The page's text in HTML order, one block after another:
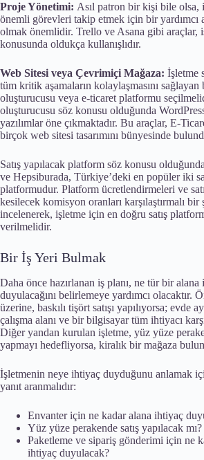
Proje Yönetimi: Asıl patron bir kişi bile olsa,
önemli görevleri takip etmek için bir yardımcı
olmak önemlidir. Trello ve Asana gibi araçlar,
konusunda oldukça kullanışlıdır.
Web Sitesi veya Çevrimiçi Mağaza: İşletme
tüm kritik aşamaların kolaylaşmasını
oluşturucusu veya e-ticaret platformu
oluşturucusu söz konusu olduğunda
yazılımlar öne çıkmaktadır. Bu araçlar, E-
birçok web sitesi tasarımını bünyesinde
Satış yapılacak platform söz konusu
ve Hepsiburada, Türkiye’deki en popüler iki
platformudur. Platform ücretlendirmeleri ve
kesilecek komisyon oranları karşılaştırmalı bir
incelenerek, işletme için en doğru satış
verilmelidir.
Bir İş Yeri Bulmak
Daha önce hazırlanan iş planı, ne tür bir alana
duyulacağını belirlemeye yardımcı olacaktır.
üzerine, baskılı tişört satışı yapılıyorsa; evde
çalışma alanı ve bir bilgisayar tüm ihtiyacı
Diğer yandan kurulan işletme, yüz yüze
yapmayı hedefliyorsa, kiralık bir mağaza
İşletmenin neye ihtiyaç duyduğunu anlamak
yanıt aranmalıdır:
Envanter için ne kadar alana ihtiyaç
Yüz yüze perakende satış yapılacak mı?
Paketleme ve sipariş gönderimi için ne
ihtiyaç duyulacak?